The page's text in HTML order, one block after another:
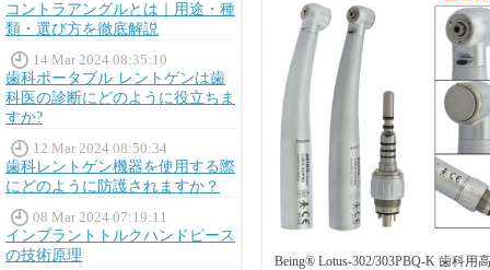
コントラアングルとは｜用途・種
類・選び方を徹底解説
14 Mar 2024 08:35:10
歯科ポータブル レントゲンは歯
科医の診断にどのように役立ちま
すか?
12 Mar 2024 08:50:34
歯科レントゲン機器を使用する際
にどのように防護されますか？
08 Mar 2024 07:19:11
インプラントトルクハンドピース
の技術原理
Being® Lotus-302/303PBQ-K 歯科用